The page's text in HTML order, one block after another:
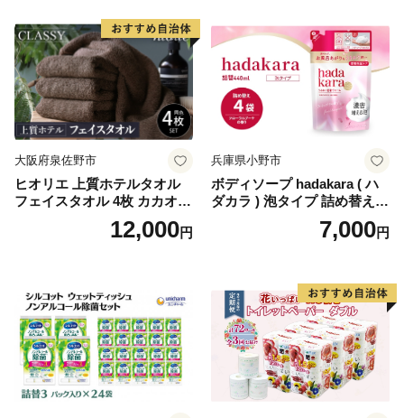
蓄 防災 エコ 消耗品 生活雑貨
生活用品 無香料 トイレット
ペーパー ダブル といれっと
ぺーぱー トイレ クレシア ト
イレットペーパー [BDBH002
-1]
大阪府泉佐野市
ヒオリエ 上質ホテルタオル
フェイスタオル 4枚 カカオ
【タオル 泉州タオル 吸水 普
段使い 無地 シンプル 日用品
12,000円
兵庫県小野市
ボディソープ hadakara ( ハ
ダカラ ) 泡タイプ 詰め替え 4
40ml×4袋 ボディーソープ 泡
ボディソープ 泡 日用品 消耗
泡石鹸 石鹸 兵庫 兵庫県 小野
7,000円